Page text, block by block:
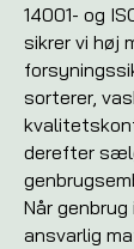
14001- og
sikrer vi høj
sorterer,
derefter
Når
ansvarlig